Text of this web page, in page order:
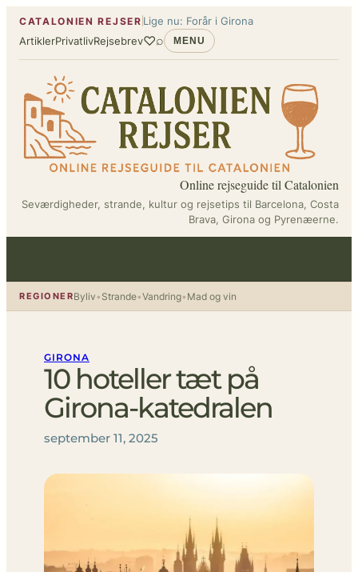
Spring
indhold
CATALONIEN REJSER Lige nu: Forår i Girona
ArtiklerPrivatlivRejsebrev♡⌕ MENU
Online rejseguide til Catalonien
Seværdigheder, strande, kultur og rejsetips til Barcelona, Costa
Brava, Girona og Pyrenæerne.
REGIONERByliv• Strande•Vandring• Mad og vin
GIRONA
10 hoteller tæt på
Girona-katedralen
september 11, 2025